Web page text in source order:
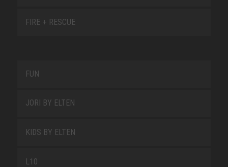
FIRE + RESCUE
FUN
JORI BY ELTEN
KIDS BY ELTEN
L10